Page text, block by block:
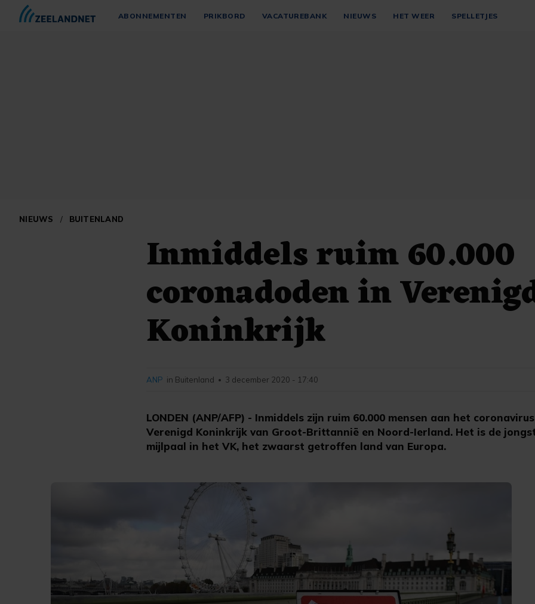
ABONNEMENTEN PRIKBORD VACATUREBANK NIEUWS HET WEER SPELLETJES
NIEUWS / BUITENLAND
Inmiddels ruim 60.000
coronadoden in
Koninkrijk
LONDEN (ANP/AFP) - Inmiddels zijn ruim 60.000 mensen aan het
Verenigd Koninkrijk van Groot-Brittannië en Noord-Ierland. Het is de
mijlpaal in het VK, het zwaarst getroffen land van Europa.
ANP in Buitenland • 3 december 2020 - 17:40